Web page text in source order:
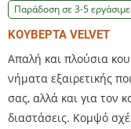
Παράδοση σε 3-5
ΚΟΥΒΕΡΤΑ VELVET
Απαλή και πλούσια
νήματα εξαιρετικής
σας, αλλά και για τον
διαστάσεις. Κομψό